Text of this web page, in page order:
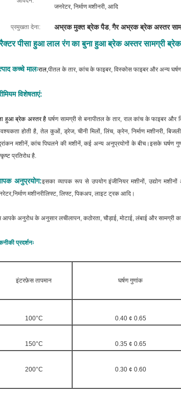
जनरेटर, निर्माण मशीनरी, आदि
प्रमुखता देना: अभ्रक मुक्त ब्रेक पैड,गैर अभ्रक ब्रेक अस्तर
पीसा हुआ लाल रंग का बुना हुआ ब्रेक अस्तर सामग्री
कच्चे मालःराल,पीतल के तार, कांच के फाइबर, विस्कोस फाइबर और अन्य
विशेषताएं:
हुआ ब्रेक अस्तर है घर्षण सामग्री से बनापीतल के तार, राल कांच के फाइबर और
होती है, तेल कुओं, ड्रेज, चीनी मिलों, लिंच, क्रेन, निर्माण मशीनरी,
मशीनें, कांच पिघलने की मशीनें, कई अन्य अनुप्रयोगों के बीच।इसके घर्षण
प्रतिरोध है.
अनुप्रयोग:इसका व्यापक रूप से उपयोग इंजीनियर मशीनों, उद्योग
मशीनरीलिफ्ट, लिफ्ट, पिकअप, लाइट ट्रक आदि।
आपके अनुरोध के अनुसार लचीलापन, कठोरता, चौड़ाई, मोटाई, लंबाई और सामग्री
प्रदर्शनः
इंटरफ़ेस तापमान घर्षण गुणांक
100°C 0.40 ¢ 0.65
150°C 0.35 ¢ 0.65
200°C 0.30 ¢ 0.60